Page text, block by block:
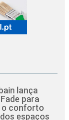
lança
para
o conforto
espaços